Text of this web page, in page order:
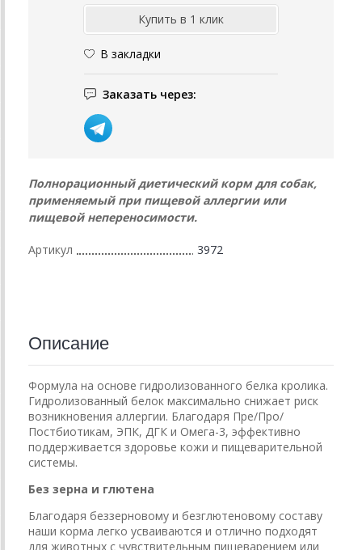
В закладки
Заказать через:
Полнорационный диетический корм для собак,
применяемый при пищевой аллергии или
пищевой непереносимости.
Артикул 3972
Описание
Формула на основе гидролизованного белка кролика.
Гидролизованный белок максимально снижает риск
возникновения аллергии. Благодаря Пре/Про/
Постбиотикам, ЭПК, ДГК и Омега-3, эффективно
поддерживается здоровье кожи и пищеварительной
системы.
Без зерна и глютена
Благодаря беззерновому и безглютеновому составу
наши корма легко усваиваются и отлично подходят
для животных с чувствительным пищеварением или